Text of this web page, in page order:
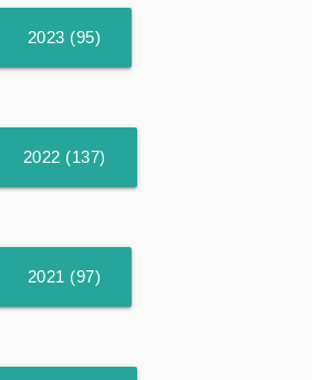
2023 (95)
2022 (137)
2021 (97)